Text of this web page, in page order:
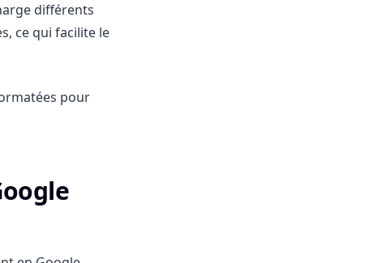
différents
ce qui facilite le
pour